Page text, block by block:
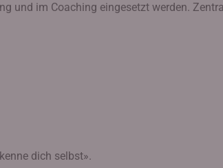
und im Coaching eingesetzt werden.
dich selbst».